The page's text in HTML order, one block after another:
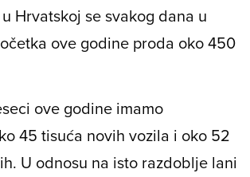
Hrvatskoj se svakog dana u
ove godine proda oko 450
ove godine imamo
45 tisuća novih vozila i oko 52
U odnosu na isto razdoblje lani